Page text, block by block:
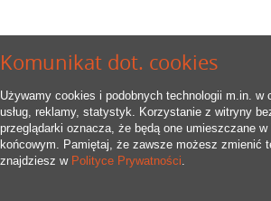
Komunikat dot. cookies
Używamy cookies i podobnych technologii m.in. w
usług, reklamy, statystyk. Korzystanie z witryny
przeglądarki oznacza, że będą one umieszczane w
końcowym. Pamiętaj, że zawsze możesz zmienić
znajdziesz w Polityce Prywatności.